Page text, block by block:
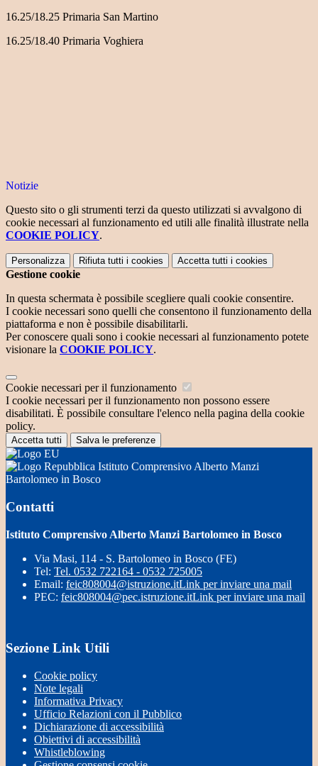
16.25/18.25 Primaria San Martino
16.25/18.40 Primaria Voghiera
Notizie
Questo sito o gli strumenti terzi da questo utilizzati si avvalgono di
cookie necessari al funzionamento ed utili alle finalità illustrate nella
COOKIE POLICY.
Personalizza Rifiuta tutti i cookies Accetta tutti i cookies
Gestione cookie
In questa schermata è possibile scegliere quali cookie consentire.
I cookie necessari sono quelli che consentono il funzionamento della
piattaforma e non è possibile disabilitarli.
Per conoscere quali sono i cookie necessari al funzionamento potete
visionare la COOKIE POLICY.
Cookie necessari per il funzionamento
I cookie necessari per il funzionamento non possono essere
disabilitati. È possibile consultare l'elenco nella pagina della cookie
policy.
Accetta tutti Salva le preferenze
Istituto Comprensivo Alberto Manzi
Bartolomeo in Bosco
Contatti
Istituto Comprensivo Alberto Manzi Bartolomeo in Bosco
Via Masi, 114 - S. Bartolomeo in Bosco (FE)
Tel: Tel. 0532 722164 - 0532 725005
Email: feic808004@istruzione.itLink per inviare una mail
PEC: feic808004@pec.istruzione.itLink per inviare una mail
Sezione Link Utili
Cookie policy
Note legali
Informativa Privacy
Ufficio Relazioni con il Pubblico
Dichiarazione di accessibilità
Obiettivi di accessibilità
Whistleblowing